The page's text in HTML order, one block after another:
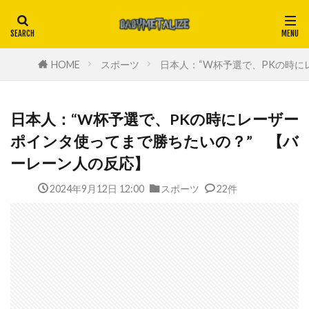
HOME スポーツ 日本人：“W杯予選で、PKの時
日本人：“W杯予選で、PKの時にレーザー
ポインタ使ってまで勝ちたいの？” 【バ
ーレーン人の反応】
2024年9月12日 12:00 スポーツ 22件